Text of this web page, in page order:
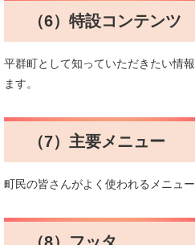
（6）特設コンテンツ
平群町として知っていただきたい情
ます。
（7）主要メニュー
町民の皆さんがよく使われるメニュ